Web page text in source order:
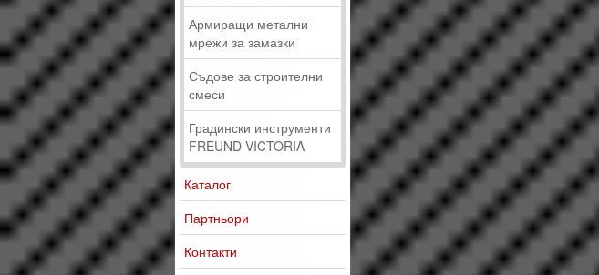
Армиращи метални
мрежи за замазки
Съдове за строителни
смеси
Градински инструменти
FREUND VICTORIA
Каталог
Партньори
Контакти